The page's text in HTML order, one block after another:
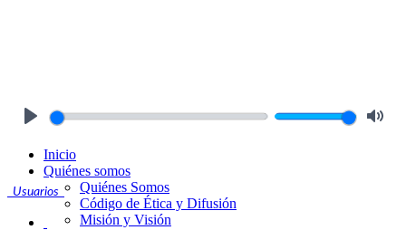
Usuarios
Inicio
Quiénes somos
Quiénes Somos
Código de Ética y Difusión
Misión y Visión